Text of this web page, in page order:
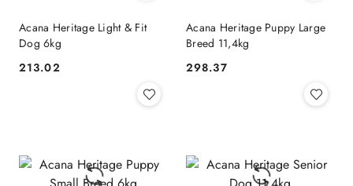
Acana Heritage Light & Fit
Dog 6kg
Cena:
213.02
Acana Heritage Puppy Large
Breed 11,4kg
Cena:
298.37